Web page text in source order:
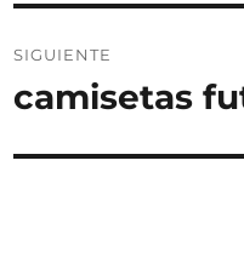
SIGUIENTE
Entrada
camisetas